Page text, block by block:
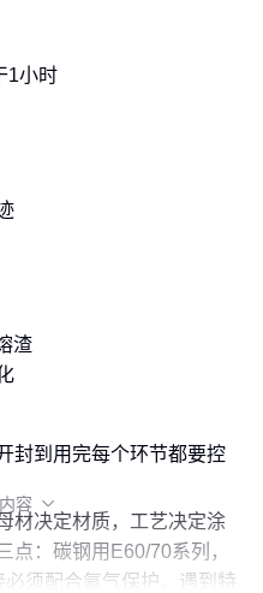
1小时
渣
封到用完每个环节都要控
决定材质，工艺决定涂
点：碳钢用E60/70系列，
须配合氩气保护。遇到特
容 